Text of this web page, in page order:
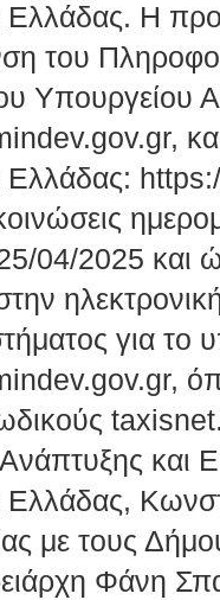
Ελλάδας. Η
του
Υπουργείου
Ελλάδας:
04/2025
για το
και
Ελλάδας,
με τους
Φάνη